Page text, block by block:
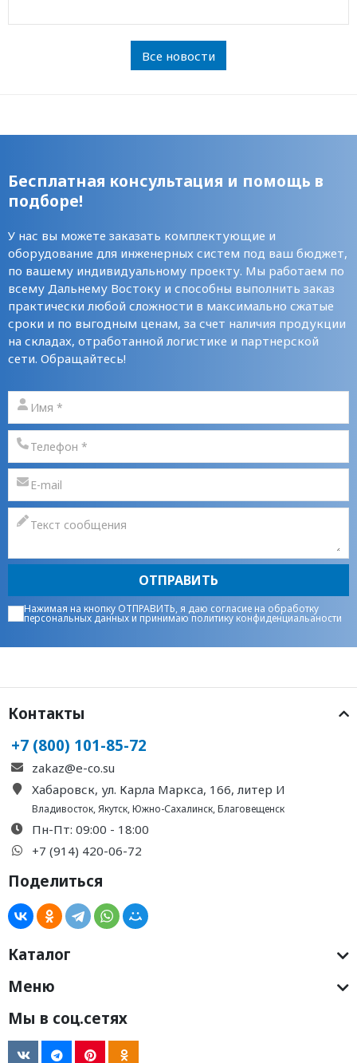
Все новости
Бесплатная консультация и помощь в
подборе!
У нас вы можете заказать комплектующие и
оборудование для инженерных систем под ваш бюджет,
по вашему индивидуальному проекту. Мы работаем по
всему Дальнему Востоку и способны выполнить заказ
практически любой сложности в максимально сжатые
сроки и по выгодным ценам, за счет наличия продукции
на складах, отработанной логистике и партнерской
сети. Обращайтесь!
ОТПРАВИТЬ
Нажимая на кнопку ОТПРАВИТЬ, я даю согласие на обработку
персональных данныхи принимаюполитику конфиденциальаности
Контакты
+7 (800) 101-85-72
zakaz@e-co.su
Хабаровск, ул. Карла Маркса, 166, литер И
Владивосток,Якутск,Южно-Сахалинск,Благовещенск
Пн-Пт: 09:00 - 18:00
+7 (914) 420-06-72
Поделиться
Каталог
Меню
Мы в соц.сетях